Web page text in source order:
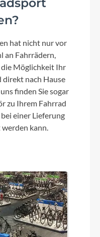
10-51T
Bar 35
Line CX max.
hat nicht nur vor
an Fahrrädern,
Möglichkeit Ihr
direkt nach Hause
finden Sie sogar
zu Ihrem Fahrrad
einer Lieferung
kann.